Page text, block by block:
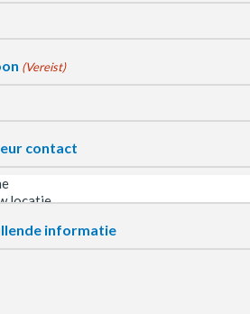
(Vereist)
contact
informatie